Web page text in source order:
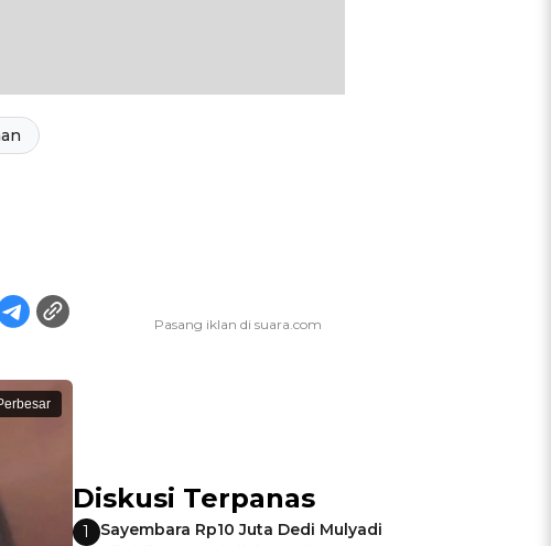
Diskusi Terpanas
1
Sayembara Rp10 Juta Dedi Mulyadi